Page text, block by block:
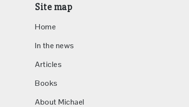
Site map
Home
In the news
Articles
Books
About Michael